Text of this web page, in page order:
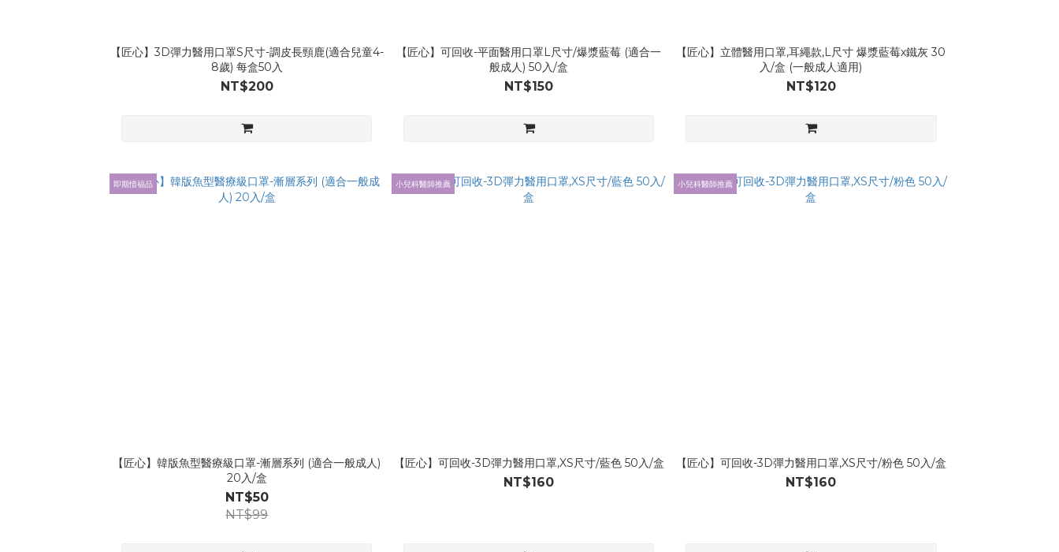
【匠心】3D彈力醫用口罩S尺寸-調皮長頸鹿(適合兒童4-
8歲) 每盒50入
NT$200
【匠心】可回收-平面醫用口罩L尺寸/爆漿藍莓 (適合一
般成人) 50入/盒
NT$150
【匠心】立體醫用口罩,耳繩款,L尺寸 爆漿藍莓x鐵灰 30
入/盒 (一般成人適用)
NT$120
即期惜福品
【匠心】韓版魚型醫療級口罩-漸層系列 (適合一般成人)
20入/盒
NT$50
NT$99
小兒科醫師推薦
【匠心】可回收-3D彈力醫用口罩,XS尺寸/藍色 50入/盒
NT$160
小兒科醫師推薦
【匠心】可回收-3D彈力醫用口罩,XS尺寸/粉色 50入/盒
NT$160